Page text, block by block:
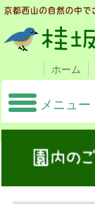
ホーム
メニュー